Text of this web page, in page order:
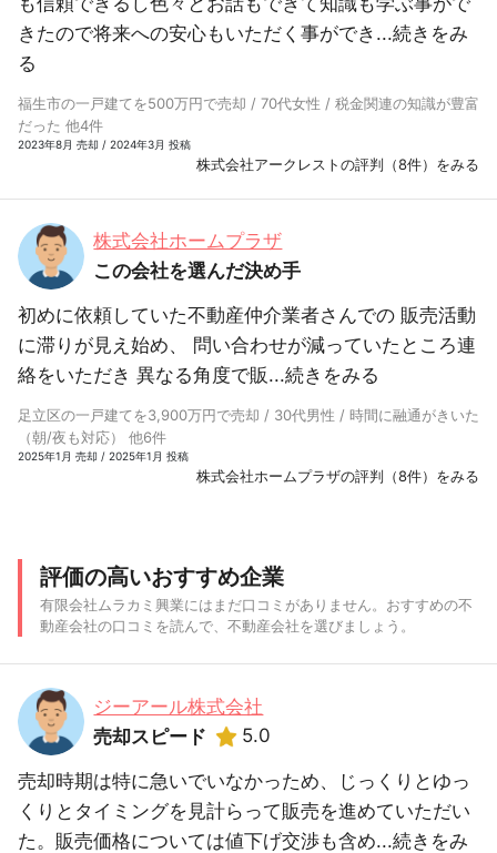
きたので将来への安心もいただく事ができ...続きをみ
る
福生市の一戸建てを500万円で売却 / 70代女性 / 税金関連の知識が豊富
だった 他4件
2023年8月 売却 / 2024年3月 投稿
株式会社アークレストの評判（8件）をみる
株式会社ホームプラザ
この会社を選んだ決め手
初めに依頼していた不動産仲介業者さんでの 販売活動
に滞りが見え始め、 問い合わせが減っていたところ連
絡をいただき 異なる角度で販...続きをみる
足立区の一戸建てを3,900万円で売却 / 30代男性 / 時間に融通がきいた
（朝/夜も対応） 他6件
2025年1月 売却 / 2025年1月 投稿
株式会社ホームプラザの評判（8件）をみる
評価の高いおすすめ企業
有限会社ムラカミ興業にはまだ口コミがありません。おすすめの不
動産会社の口コミを読んで、不動産会社を選びましょう。
ジーアール株式会社
売却スピード
5.0
売却時期は特に急いでいなかっため、じっくりとゆっ
くりとタイミングを見計らって販売を進めていただい
た。販売価格については値下げ交渉も含め...続きをみ